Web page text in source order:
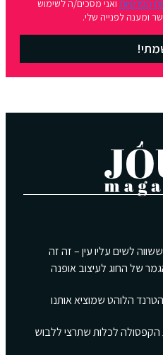
הפרטיות ואני מסכים/ה לשימוש
ומענה לפנייה שלי.
לשים עליו עין – זה זה
של החוג לעיצוב אופנה
הלוהט שמוציא אותנו
הקפסולה לכלות שתרצי ללבוש